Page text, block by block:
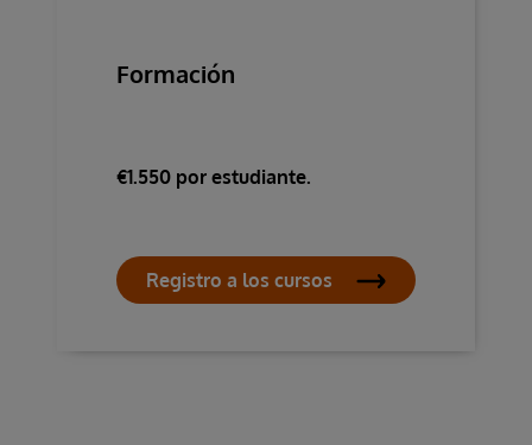
Formación
€1.550 por estudiante.
Registro a los cursos